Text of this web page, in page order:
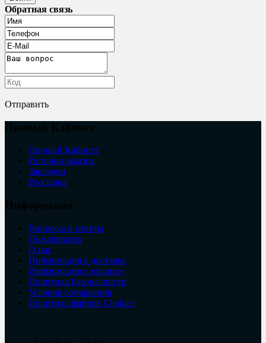
Обратная связь
Отправить
Личный Кабинет
История заказов
Закладки
Рассылка
Вопросы и ответы
Пожаловатья
О нас
Информация о доставке
Информация о юр.лице
Политика Безопасности
Условия соглашения
Политика файлов Cookies